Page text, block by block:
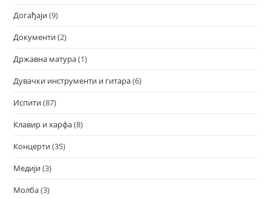
Догађаји(9)
Документи(2)
Државна матура(1)
Дувачки инструменти и гитара(6)
Испити(87)
Клавир и харфа(8)
Концерти(35)
Медији(3)
Молба(3)